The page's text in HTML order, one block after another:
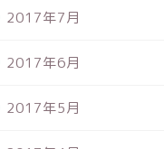
2017年7月
2017年6月
2017年5月